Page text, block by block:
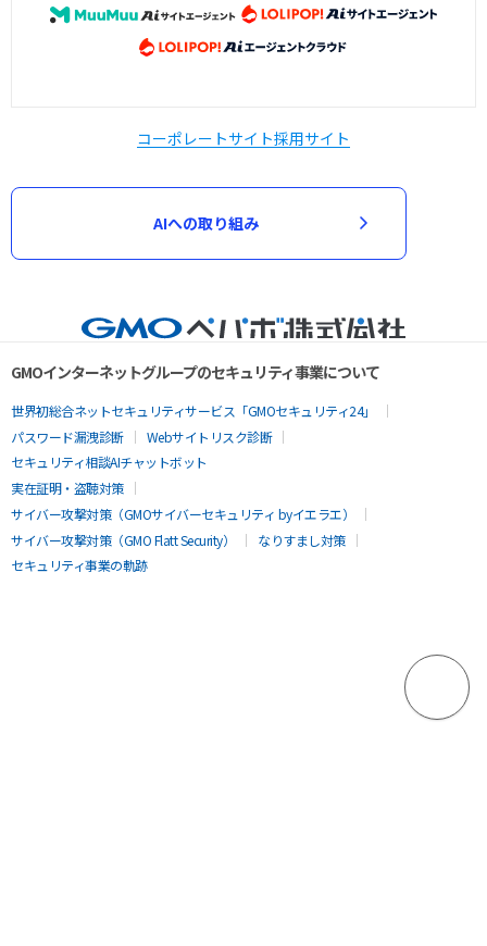
コーポレートサイト採用サイト
AIへの取り組み
GMOインターネットグループのセキュリティ事業について
世界初総合ネットセキュリティサービス「GMOセキュリティ24」
パスワード漏洩診断
Webサイトリスク診断
セキュリティ相談AIチャットボット
実在証明・盗聴対策
サイバー攻撃対策（GMOサイバーセキュリティ byイエラエ）
サイバー攻撃対策（GMO Flatt Security）
なりすまし対策
セキュリティ事業の軌跡